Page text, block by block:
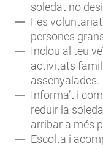
soledat no
Fes
persones
Inclou al teu
activitats
assenyalades.
Informa’t i
reduir la
arribar a més
Escolta i